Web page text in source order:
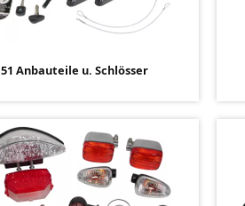
51 Anbauteile u. Schlösser